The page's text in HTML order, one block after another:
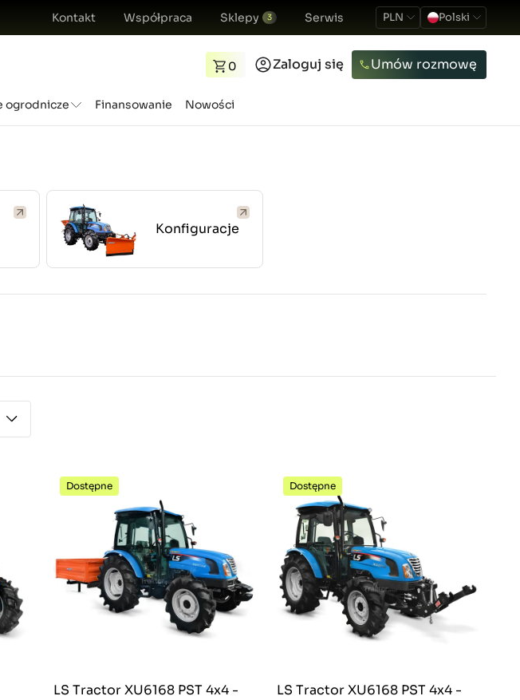
Kontakt Współpraca Sklepy 3 Serwis PLN Polski
0 Zaloguj się Umów rozmowę
ogrodnicze Finansowanie Nowości
Konfiguracje
Dostępne
LS Tractor XU6168 PST 4x4 -
Dostępne
LS Tractor XU6168 PST 4x4 -